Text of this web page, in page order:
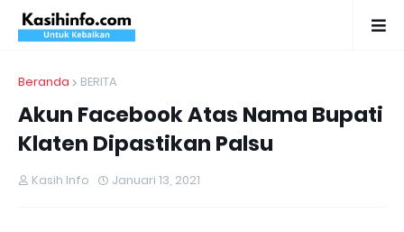
Beranda BERITA
Akun Facebook Atas Nama Bupati
Klaten Dipastikan Palsu
Kasih Info Januari 13, 2021